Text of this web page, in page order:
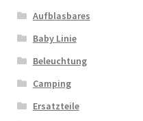
Aufblasbares
Baby Linie
Beleuchtung
Camping
Ersatzteile